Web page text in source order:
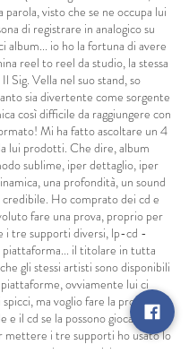
parola, visto che se ne occupa lui
di registrare in analogico su
album... io ho la fortuna di avere
reel to reel da studio, la stessa
Sig. Vella nel suo stand, so
sia divertente come sorgente
così difficile da raggiungere con
Mi ha fatto ascoltare un 4
lui prodotti. Che dire, album
sublime, iper dettaglio, iper
una profondità, un sound
credibile. Ho comprato dei cd e
fare una prova, proprio per
i tre supporti diversi, lp-cd -
piattaforma... il titolare in tutta
gli stessi artisti sono disponibili
ovviamente lui ci
ma voglio fare la prova per
il cd se la possono giocare con i
mettere i tre supporti ho usato lo
per tutte le sorgenti, ho attaccato